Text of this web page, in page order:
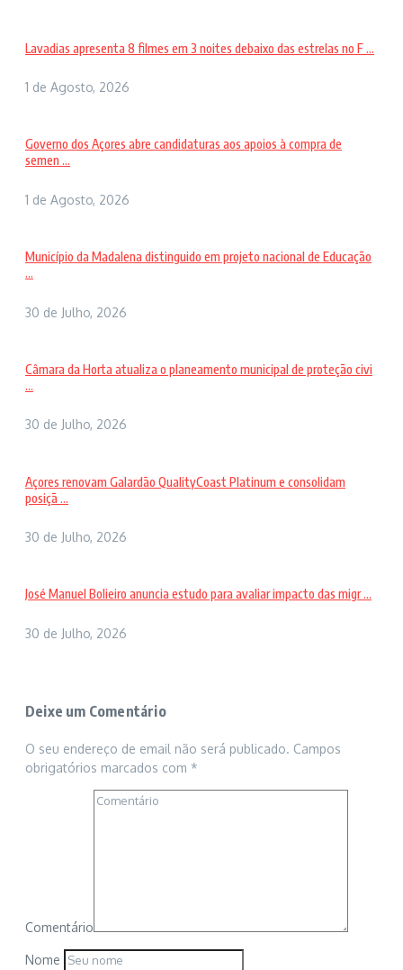
Lavadias apresenta 8 filmes em 3 noites debaixo das estrelas no F ...
1 de Agosto, 2026
Governo dos Açores abre candidaturas aos apoios à compra de
semen ...
1 de Agosto, 2026
Município da Madalena distinguido em projeto nacional de Educação
...
30 de Julho, 2026
Câmara da Horta atualiza o planeamento municipal de proteção civi
...
30 de Julho, 2026
Açores renovam Galardão QualityCoast Platinum e consolidam
posiçã ...
30 de Julho, 2026
José Manuel Bolieiro anuncia estudo para avaliar impacto das migr ...
30 de Julho, 2026
Deixe um Comentário
O seu endereço de email não será publicado. Campos
obrigatórios marcados com *
Comentário
Nome